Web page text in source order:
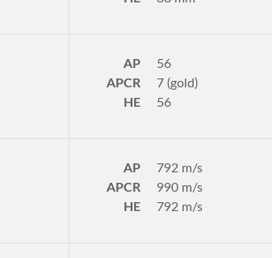
AP
56
APCR
7 (gold)
HE
56
AP
792 m/s
APCR
990 m/s
HE
792 m/s